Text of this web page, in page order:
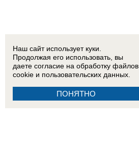
Наш сайт использует куки.
Продолжая его использовать, вы
даете согласие на обработку файлов
cookie и пользовательских данных.
ПОНЯТНО